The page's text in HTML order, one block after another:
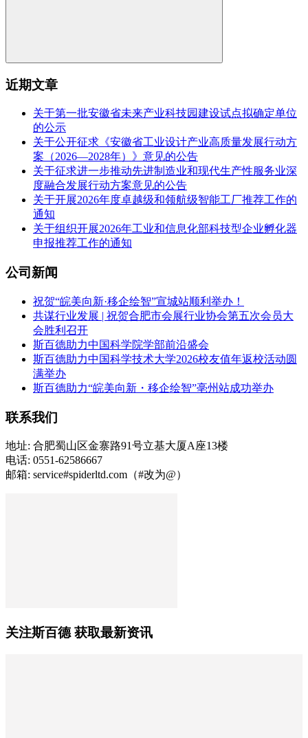
近期文章
关于第一批安徽省未来产业科技园建设试点拟确定单位
的公示
关于公开征求《安徽省工业设计产业高质量发展行动方
案（2026—2028年）》意见的公告
关于征求进一步推动先进制造业和现代生产性服务业深
度融合发展行动方案意见的公告
关于开展2026年度卓越级和领航级智能工厂推荐工作的
通知
关于组织开展2026年工业和信息化部科技型企业孵化器
申报推荐工作的通知
公司新闻
祝贺“皖美向新·移企绘智”宣城站顺利举办！
共谋行业发展 | 祝贺合肥市会展行业协会第五次会员大
会胜利召开
斯百德助力中国科学院学部前沿盛会
斯百德助力中国科学技术大学2026校友值年返校活动圆
满举办
斯百德助力“皖美向新・移企绘智”亳州站成功举办
联系我们
地址: 合肥蜀山区金寨路91号立基大厦A座13楼
电话: 0551-62586667
邮箱: service#spiderltd.com（#改为@）
关注斯百德 获取最新资讯